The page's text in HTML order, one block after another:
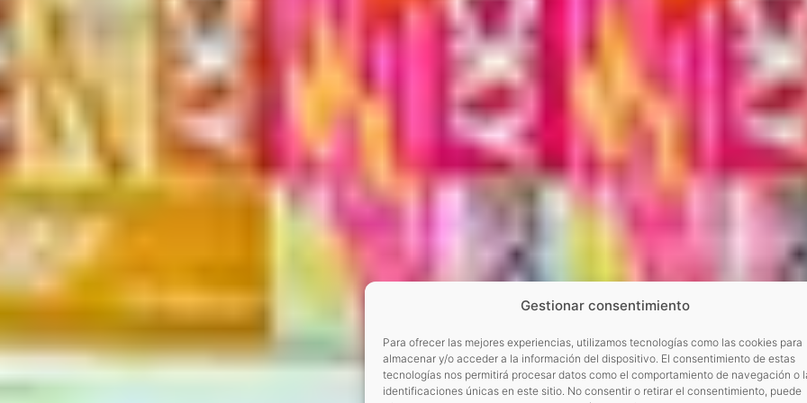
Gestionar consentimiento
Para ofrecer las mejores experiencias, utilizamos tecnologías como las cookies para
almacenar y/o acceder a la información del dispositivo. El consentimiento de estas
tecnologías nos permitirá procesar datos como el comportamiento de navegación o
identificaciones únicas en este sitio. No consentir o retirar el consentimiento, puede